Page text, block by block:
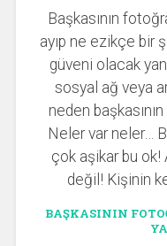
Başkasının
ayıp ne ezikçe bir
güveni olacak
sosyal ağ veya
neden
Neler var neler…
çok aşikar bu
değil! Kişinin
BAŞKASININ